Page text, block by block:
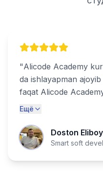
"Alicode Academy
da ishlayapman
faqat Alicode
Ещё
Doston
Smart soft